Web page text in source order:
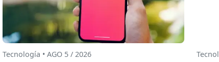
Tecnología • AGO 5 / 2026